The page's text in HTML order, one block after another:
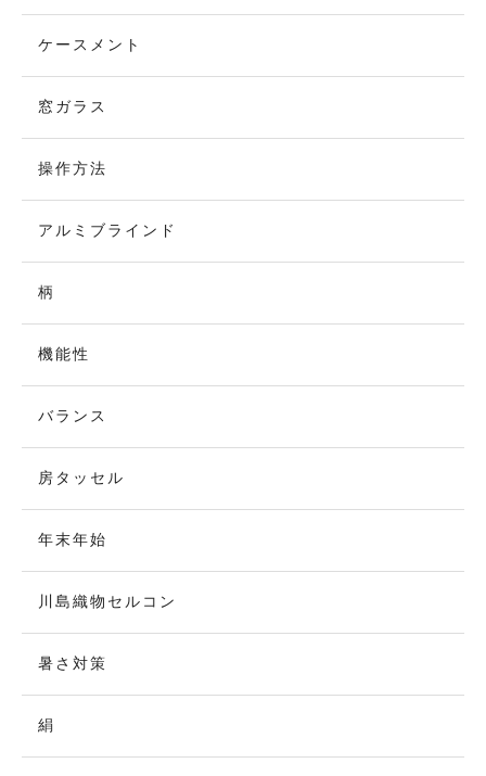
ケースメント
窓ガラス
操作方法
アルミブラインド
柄
機能性
バランス
房タッセル
年末年始
川島織物セルコン
暑さ対策
絹